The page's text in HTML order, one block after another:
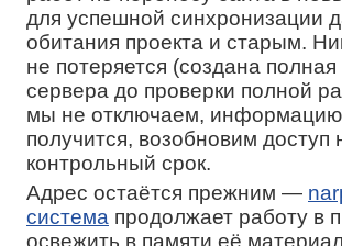
для успешной синхронизации
обитания проекта и старым.
не потеряется (создана
сервера до проверки полной
мы не отключаем,
получится, возобновим
контрольный срок.
Адрес остаётся прежним —
система продолжает работу в
освежить в памяти её